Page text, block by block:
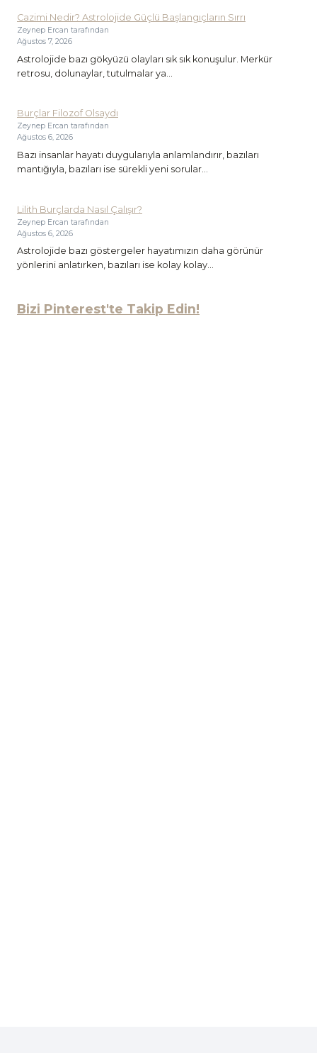
Cazimi Nedir? Astrolojide Güçlü Başlangıçların Sırrı
Zeynep Ercan tarafından
Ağustos 7, 2026
Astrolojide bazı gökyüzü olayları sık sık konuşulur. Merkür
retrosu, dolunaylar, tutulmalar ya...
Burçlar Filozof Olsaydı
Zeynep Ercan tarafından
Ağustos 6, 2026
Bazı insanlar hayatı duygularıyla anlamlandırır, bazıları
mantığıyla, bazıları ise sürekli yeni sorular...
Lilith Burçlarda Nasıl Çalışır?
Zeynep Ercan tarafından
Ağustos 6, 2026
Astrolojide bazı göstergeler hayatımızın daha görünür
yönlerini anlatırken, bazıları ise kolay kolay...
Bizi Pinterest'te Takip Edin!